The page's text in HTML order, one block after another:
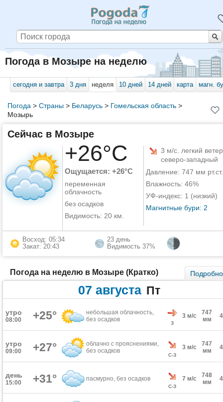
Погода в Мозыре на неделю
сегодня и завтра 3 дня неделя 10 дней 14 дней карта магн.
Погода > Страны> Беларусь> Гомельская область>
Мозырь
Сейчас в Мозыре
+26°C
Ощущается: +26°C
переменная
облачность
без осадков
Видимость: 20 км.
3 м/с. легкий
северо-западный
Давление: 747 мм рт.ст.
Влажность: 46%
УФ-индекс: 1 (низкий)
Магнитные бури: 2
Восход: 05:34
Закат: 20:43
23 день
Видимость 37%
Погода на неделю в Мозыре (Кратко) Подробно
07 августа Пт
утро
08:00 +25°
небольшая облачность,
без осадков
З
3 м/с
747
мм
утро
09:00 +27°
облачно с прояснениями,
без осадков
С-З
3 м/с
747
мм
день
15:00 +31° пасмурно, без осадков
С-З
7 м/с
748
мм